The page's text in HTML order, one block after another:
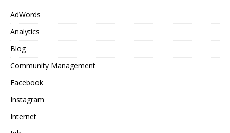
AdWords
Analytics
Blog
Community Management
Facebook
Instagram
Internet